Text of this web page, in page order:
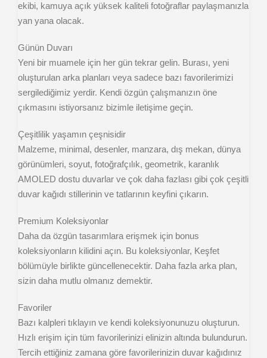
ekibi, kamuya açık yüksek kaliteli fotoğraflar paylaşmanızla
yan yana olacak.
Günün Duvarı
Yeni bir muamele için her gün tekrar gelin. Burası, yeni
oluşturulan arka planları veya sadece bazı favorilerimizi
sergilediğimiz yerdir. Kendi özgün çalışmanızın öne
çıkmasını istiyorsanız bizimle iletişime geçin.
Çeşitlilik yaşamın çeşnisidir
Malzeme, minimal, desenler, manzara, dış mekan, dünya
görünümleri, soyut, fotoğrafçılık, geometrik, karanlık
AMOLED dostu duvarlar ve çok daha fazlası gibi çok çeşitli
duvar kağıdı stillerinin ve tatlarının keyfini çıkarın.
Premium Koleksiyonlar
Daha da özgün tasarımlara erişmek için bonus
koleksiyonların kilidini açın. Bu koleksiyonlar, Keşfet
bölümüyle birlikte güncellenecektir. Daha fazla arka plan,
sizin daha mutlu olmanız demektir.
Favoriler
Bazı kalpleri tıklayın ve kendi koleksiyonunuzu oluşturun.
Hızlı erişim için tüm favorilerinizi elinizin altında bulundurun.
Tercih ettiğiniz zamana göre favorilerinizin duvar kağıdınız